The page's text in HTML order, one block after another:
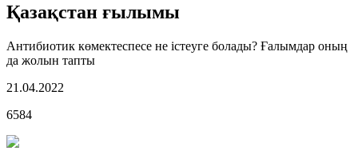
Қазақстан ғылымы
Антибиотик көмектеспесе не істеуге болады? Ғалымдар оның
да жолын тапты
21.04.2022
6584